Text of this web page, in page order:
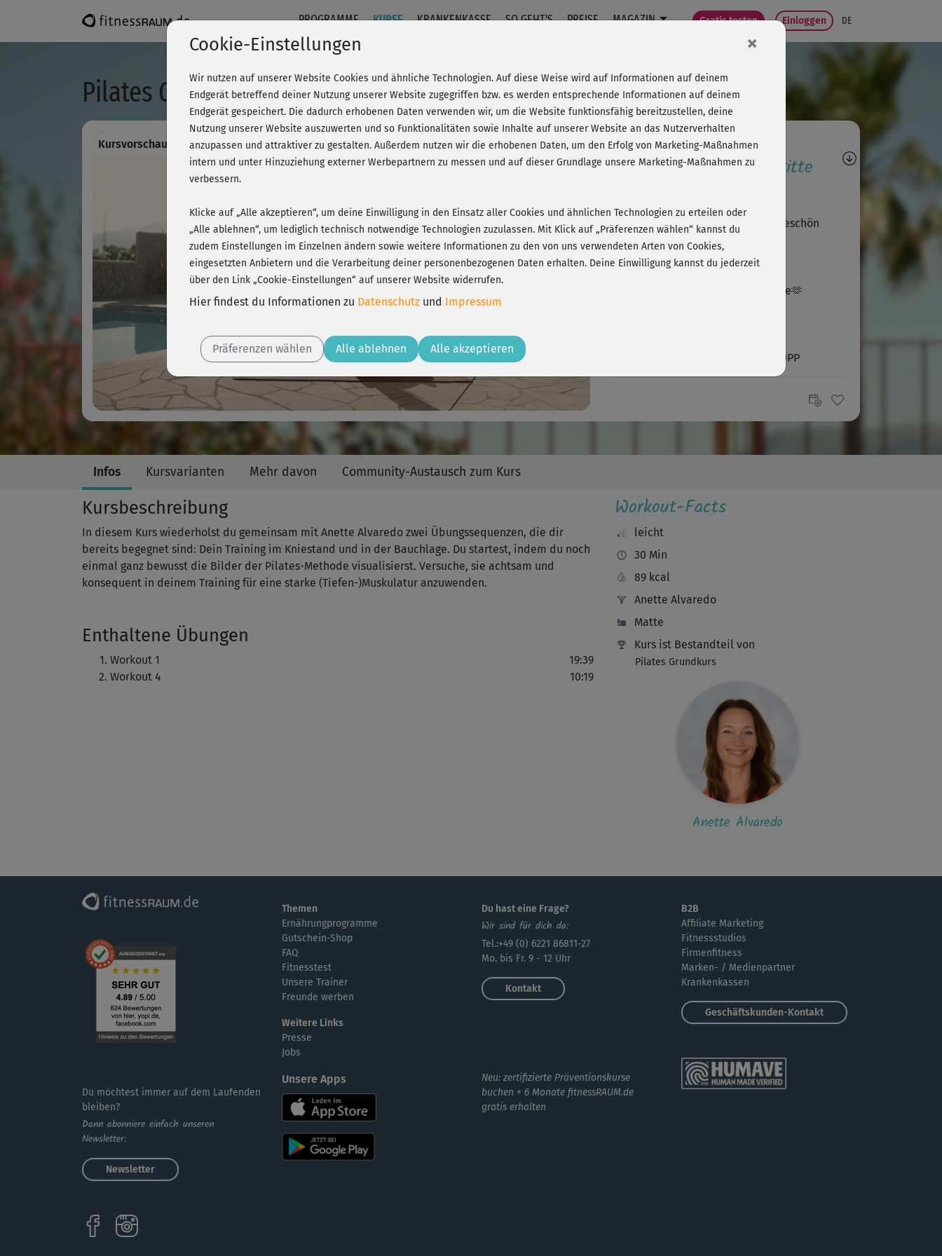
PROGRAMME KURSE KRANKENKASSE SO GEHT'S PREISE MAGAZIN Gratis testen Einloggen DE
Pilates Grundkurs - Kurs 9
Play
Video
Kursvorschau - Anmelden und alles trainieren! 20% Rabatt + Wunsch-Goodie Fragen, Antworten,
Bewertungen, Fortschritte
anstrengend heute aber gut, Dankeschön
E
Eda628
Das hat mir sehr gut gefallen!Danke🫶
Ruhiger Kurs, genaue Anleitung. TOPP
ruhiger Kurs, schönes Ambiente, eher mäßig
der Kurs hat sehr gut getan, fühle mich sehr gut
danach.
Sehr ruhig und detailliert angesagt. Angenehm!
Ich mag diese Kombination am Liebsten bis
Auch diese Kombination ist sehr wohltuend und
gut machbar. Einfach eine Wohltat!
Infos Kursvarianten Mehr davon Community-Austausch zum Kurs
Kursbeschreibung
In diesem Kurs wiederholst du gemeinsam mit Anette Alvaredo zwei Übungssequenzen, die dir
bereits begegnet sind: Dein Training im Kniestand und in der Bauchlage. Du startest, indem du noch
einmal ganz bewusst die Bilder der Pilates-Methode visualisierst. Versuche, sie achtsam und
konsequent in deinem Training für eine starke (Tiefen-)Muskulatur anzuwenden.
Enthaltene Übungen
Workout 1
19:39
Workout 4
10:19
Workout-Facts
leicht
30 Min
89 kcal
Anette Alvaredo
Matte
Kurs ist Bestandteil von
Pilates Grundkurs
Anette Alvaredo
Du möchtest immer auf dem Laufenden
bleiben?
Dann abonniere einfach unseren
Newsletter:
Newsletter
Themen
Ernährungprogramme
Gutschein-Shop
FAQ
Fitnesstest
Unsere Trainer
Freunde werben
Weitere Links
Presse
Jobs
Unsere Apps
Du hast eine Frage?
Wir sind für dich da:
Tel.:+49 (0) 6221 86811-27
Mo. bis Fr. 9 - 12 Uhr
Kontakt
Neu: zertifizierte Präventionskurse
buchen + 6 Monate fitnessRAUM.de
gratis erhalten
B2B
Affiliate Marketing
Fitnessstudios
Firmenfitness
Marken- / Medienpartner
Krankenkassen
Geschäftskunden-Kontakt
Cookie-Einstellungen ×
Wir nutzen auf unserer Website Cookies und ähnliche Technologien. Auf diese Weise wird auf Informationen auf deinem
Endgerät betreffend deiner Nutzung unserer Website zugegriffen bzw. es werden entsprechende Informationen auf deinem
Endgerät gespeichert. Die dadurch erhobenen Daten verwenden wir, um die Website funktionsfähig bereitzustellen, deine
Nutzung unserer Website auszuwerten und so Funktionalitäten sowie Inhalte auf unserer Website an das Nutzerverhalten
anzupassen und attraktiver zu gestalten. Außerdem nutzen wir die erhobenen Daten, um den Erfolg von Marketing-Maßnahmen
intern und unter Hinzuziehung externer Werbepartnern zu messen und auf dieser Grundlage unsere Marketing-Maßnahmen zu
verbessern.
Klicke auf „Alle akzeptieren“, um deine Einwilligung in den Einsatz aller Cookies und ähnlichen Technologien zu erteilen oder
„Alle ablehnen“, um lediglich technisch notwendige Technologien zuzulassen. Mit Klick auf „Präferenzen wählen“ kannst du
zudem Einstellungen im Einzelnen ändern sowie weitere Informationen zu den von uns verwendeten Arten von Cookies,
eingesetzten Anbietern und die Verarbeitung deiner personenbezogenen Daten erhalten. Deine Einwilligung kannst du jederzeit
über den Link „Cookie-Einstellungen“ auf unserer Website widerrufen.
Hier findest du Informationen zu Datenschutz und Impressum
Präferenzen wählen Alle ablehnen Alle akzeptieren